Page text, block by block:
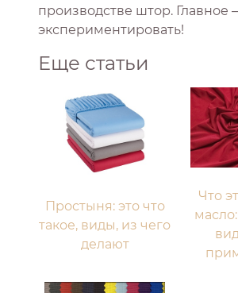
производстве штор. Главное
экспериментировать!
Еще статьи
Простыня: это что
такое, виды, из чего
делают
Что